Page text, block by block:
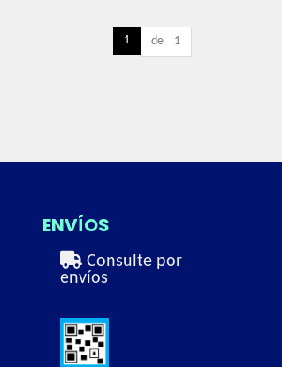
1 de 1
ENVÍOS
Consulte por
envíos